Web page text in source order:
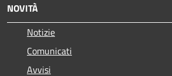
NOVITÀ
Notizie
Comunicati
Avvisi